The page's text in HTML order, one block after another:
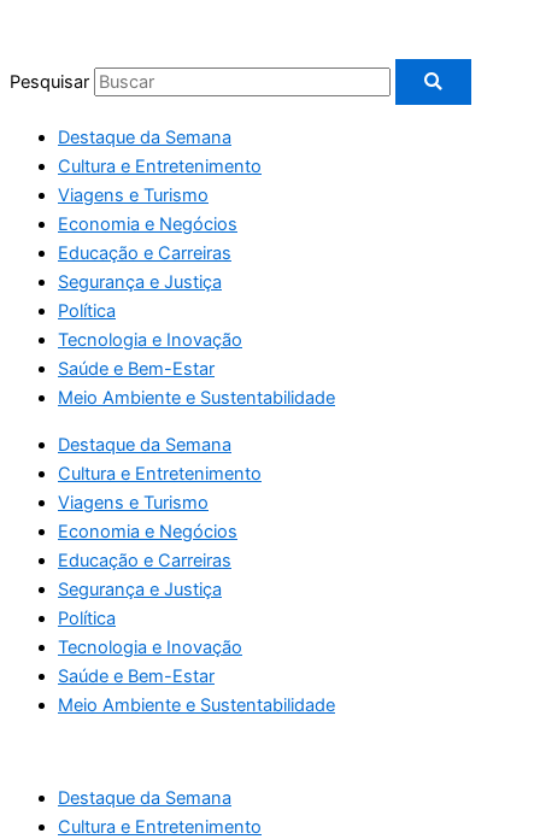
Pesquisar
Destaque da Semana
Cultura e Entretenimento
Viagens e Turismo
Economia e Negócios
Educação e Carreiras
Segurança e Justiça
Política
Tecnologia e Inovação
Saúde e Bem-Estar
Meio Ambiente e Sustentabilidade
Destaque da Semana
Cultura e Entretenimento
Viagens e Turismo
Economia e Negócios
Educação e Carreiras
Segurança e Justiça
Política
Tecnologia e Inovação
Saúde e Bem-Estar
Meio Ambiente e Sustentabilidade
Destaque da Semana
Cultura e Entretenimento